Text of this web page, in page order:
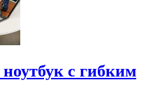
с гибким